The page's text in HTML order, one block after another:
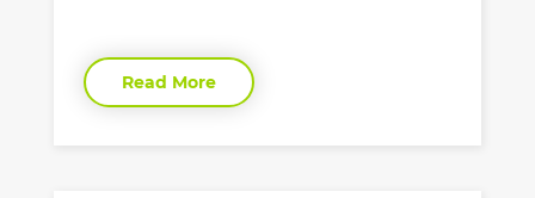
Read More